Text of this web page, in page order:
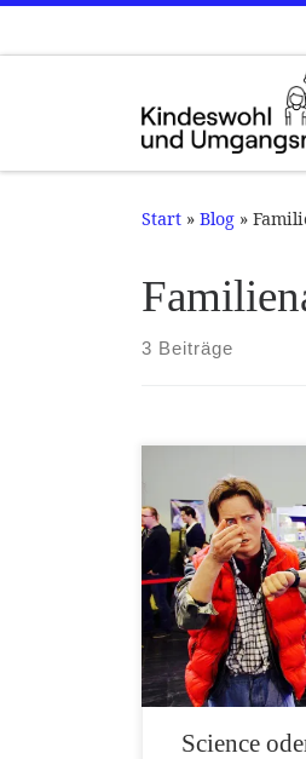
Start » Blog »
3 Beiträge
Das BMFSFJ
Anfrage nach
Die Studie
kann danach
ordnungsgemäß
vor allem ohne
und Prof.
Kopf und Kragen.
Science